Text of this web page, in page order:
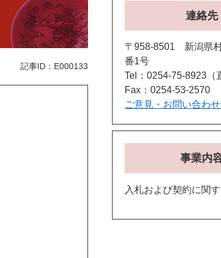
記事ID：E000133
連絡先
〒958-8501 新潟県
番1号
Tel：0254-75-8923
Fax：0254-53-2570
ご意見・お問い合わ
事業内
入札および契約に関